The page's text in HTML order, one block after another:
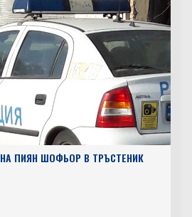
ПИЯН ШОФЬОР В ТРЪСТЕНИК